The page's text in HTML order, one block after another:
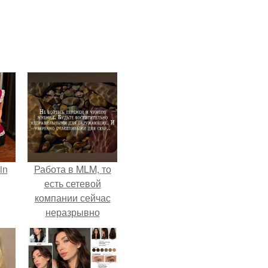
Работа в MLM, то
есть сетевой
компании сейчас
неразрывно
связана с создание
своего контента,
своей страницы в